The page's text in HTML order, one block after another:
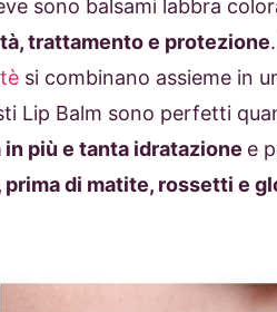
sono balsami labbra
trattamento e protezione
si combinano assieme in
Lip Balm sono perfetti
più e tanta idratazione e
prima di matite, rossetti e